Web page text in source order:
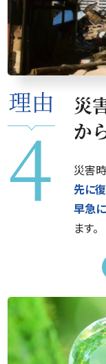
災
か
災害
先に
早急
ます。